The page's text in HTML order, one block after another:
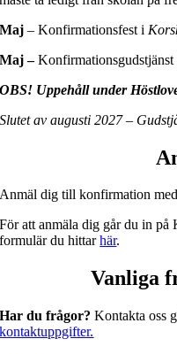
Maj – Konfirmationsfest i
Maj –
OBS! Uppehåll under
Slutet av augusti 2027 –
Anmäl dig till konfirmation
För att anmäla dig går du in
formulär du hittarhär.
Vanliga
Har du frågor?Kontakta oss
kontaktuppgifter.